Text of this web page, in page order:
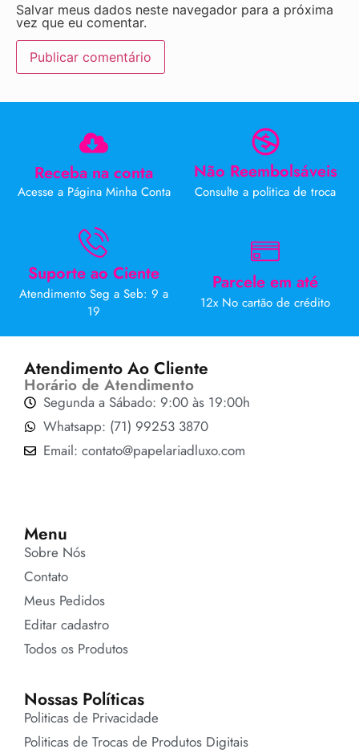
Salvar meus dados neste navegador para a próxima
vez que eu comentar.
Receba na conta
Acesse a Página Minha Conta
Não Reembolsáveis
Consulte a politica de troca
Suporte ao Ciente
Atendimento Seg a Seb: 9 a
19
Parcele em até
12x No cartão de crédito
Atendimento Ao Cliente
Horário de Atendimento
Segunda a Sábado: 9:00 às 19:00h
Whatsapp: (71) 99253 3870
Email: contato@papelariadluxo.com
Menu
Sobre Nós
Contato
Meus Pedidos
Editar cadastro
Todos os Produtos
Nossas Políticas
Politicas de Privacidade
Politicas de Trocas de Produtos Digitais